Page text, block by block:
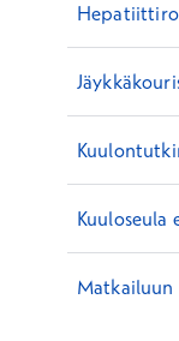
Kuuloseula